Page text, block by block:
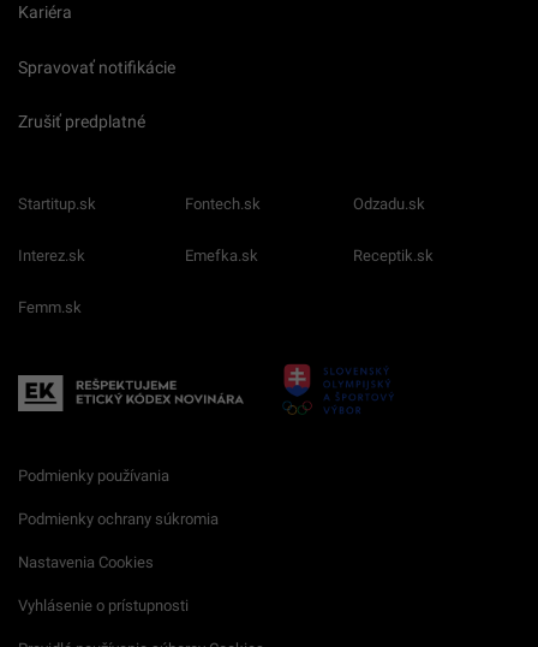
Kariéra
Spravovať notifikácie
Zrušiť predplatné
Startitup.sk Fontech.sk Odzadu.sk
Interez.sk Emefka.sk Receptik.sk
Femm.sk
Podmienky používania
Podmienky ochrany súkromia
Nastavenia Cookies
Vyhlásenie o prístupnosti